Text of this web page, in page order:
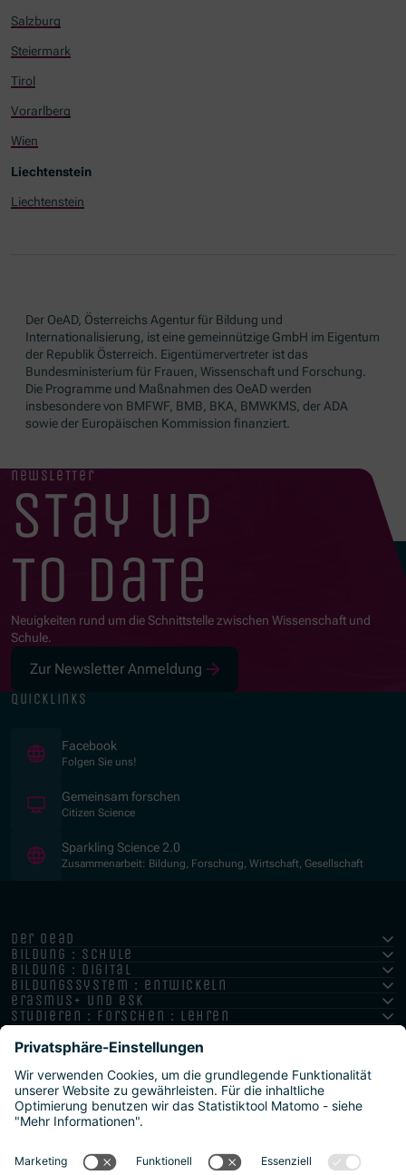
Salzburg
Steiermark
Tirol
Vorarlberg
Wien
Liechtenstein
Liechtenstein
Der OeAD, Österreichs Agentur für Bildung und
Internationalisierung, ist eine gemeinnützige GmbH im Eigentum
der Republik Österreich. Eigentümervertreter ist das
Bundesministerium für Frauen, Wissenschaft und Forschung.
Die Programme und Maßnahmen des OeAD werden
insbesondere von BMFWF, BMB, BKA, BMWKMS, der ADA
sowie der Europäischen Kommission finanziert.
newsletter
stay up
to date
Neuigkeiten rund um die Schnittstelle zwischen Wissenschaft und
Schule.
Zur Newsletter Anmeldung
quicklinks
Facebook
Folgen Sie uns!
Gemeinsam forschen
Citizen Science
Sparkling Science 2.0
Zusammenarbeit: Bildung, Forschung, Wirtschaft, Gesellschaft
der oead
bildung : schule
bildung : digital
bildungssystem : entwickeln
erasmus+ und esk
studieren : forschen : lehren
hochschule : strategie : international